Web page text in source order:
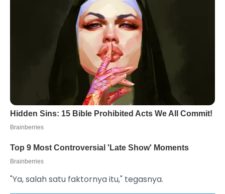
"Ya, salah satu faktornya itu," tegasnya.